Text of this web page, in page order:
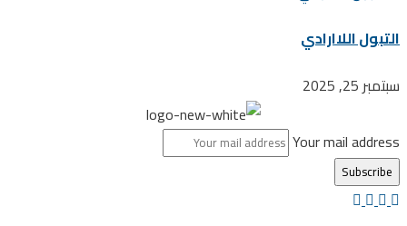
التبول اللاارادي
سبتمبر 25, 2025
Your mail address